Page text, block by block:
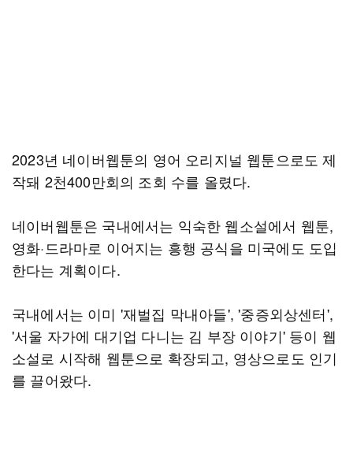
2023년 네이버웹툰의 영어 오리지널 웹툰으로도 제
작돼 2천400만회의 조회 수를 올렸다.
네이버웹툰은 국내에서는 익숙한 웹소설에서 웹툰,
영화·드라마로 이어지는 흥행 공식을 미국에도 도입
한다는 계획이다.
국내에서는 이미 '재벌집 막내아들', '중증외상센터',
'서울 자가에 대기업 다니는 김 부장 이야기' 등이 웹
소설로 시작해 웹툰으로 확장되고, 영상으로도 인기
를 끌어왔다.